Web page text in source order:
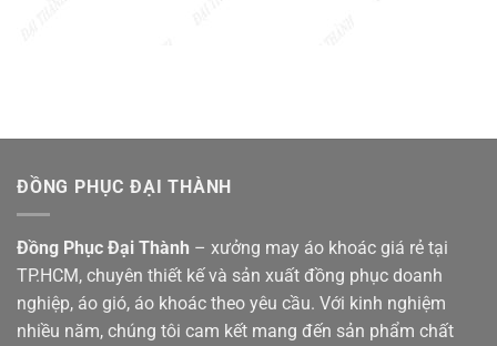
ĐỒNG PHỤC ĐẠI THÀNH
Đồng Phục Đại Thành – xưởng may áo khoác giá rẻ tại
TP.HCM, chuyên thiết kế và sản xuất đồng phục doanh
nghiệp, áo gió, áo khoác theo yêu cầu. Với kinh nghiệm
nhiều năm, chúng tôi cam kết mang đến sản phẩm chất